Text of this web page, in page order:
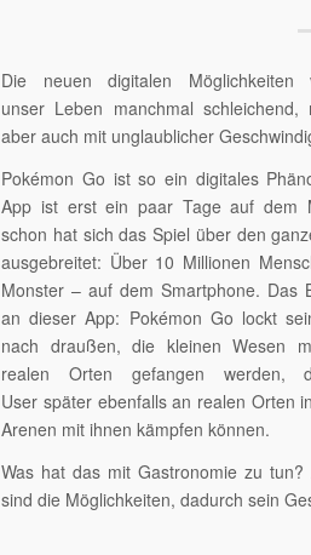
Die neuen digitalen Möglichkeiten
unser Leben manchmal schleichend,
aber auch mit unglaublicher
Pokémon Go ist so ein digitales
App ist erst ein paar Tage auf dem
schon hat sich das Spiel über den
ausgebreitet: Über 10 Millionen
Monster – auf dem Smartphone. Das
an dieser App: Pokémon Go lockt
nach draußen, die kleinen Wesen
realen Orten gefangen werden,
User später ebenfalls an realen Orten
Arenen mit ihnen kämpfen können.
Was hat das mit Gastronomie zu
sind die Möglichkeiten, dadurch sein